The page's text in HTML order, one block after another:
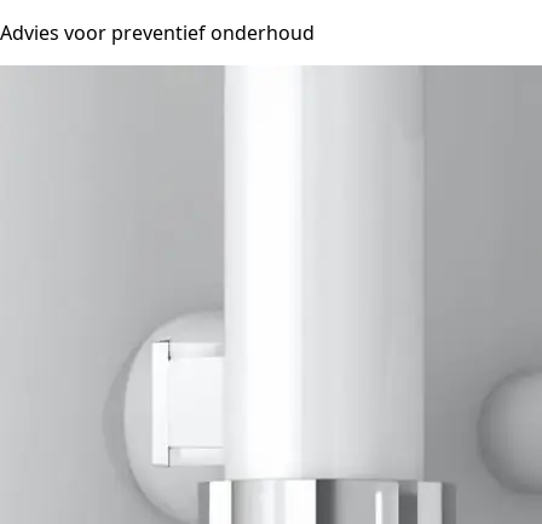
Advies voor preventief onderhoud